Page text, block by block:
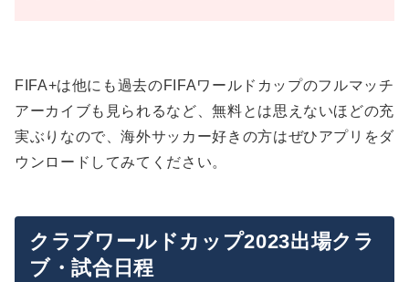
FIFA+は他にも過去のFIFAワールドカップのフルマッチ
アーカイブも見られるなど、無料とは思えないほどの充
実ぶりなので、海外サッカー好きの方はぜひアプリをダ
ウンロードしてみてください。
クラブワールドカップ2023出場クラ
ブ・試合日程